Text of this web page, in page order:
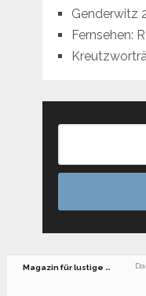
Genderwitz
Fernsehen:
M
agazin für lustige Motive und viele Witze